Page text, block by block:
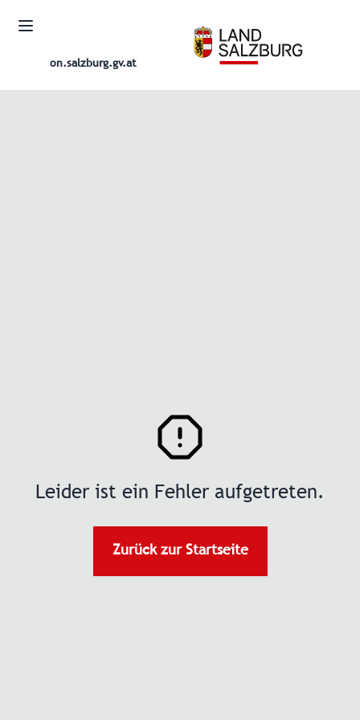
on.salzburg.gv.at
Leider ist ein Fehler aufgetreten.
Zurück zur Startseite